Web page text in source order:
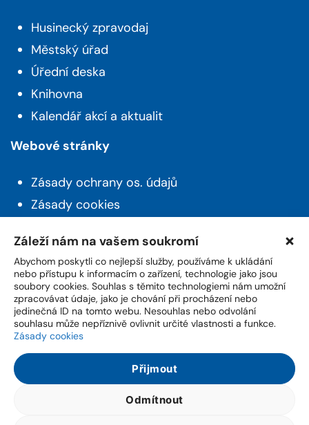
Záleží nám na vašem soukromí
Abychom poskytli co nejlepší služby, používáme k ukládání
nebo přístupu k informacím o zařízení, technologie jako jsou
soubory cookies. Souhlas s těmito technologiemi nám umožní
zpracovávat údaje, jako je chování při procházení nebo
jedinečná ID na tomto webu. Nesouhlas nebo odvolání
souhlasu může nepříznivě ovlivnit určité vlastnosti a funkce.
Zásady cookies
Přijmout
Odmítnout
Husinecký zpravodaj
Městský úřad
Úřední deska
Knihovna
Kalendář akcí a aktualit
Webové stránky
Zásady ochrany os. údajů
Zásady cookies
Novinky z Husince
Máte zájem o aktuality a novinky ze života z
města? Přihlašte se k odběru našeho newsletteru.
Přihlášením potvrzuji souhlas, že jsem se seznámil(a) seZásadami